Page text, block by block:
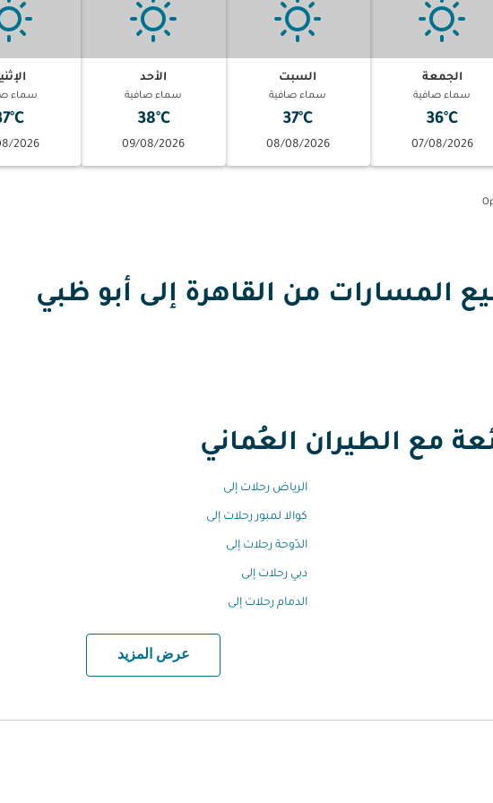
الجمعة
سماء صافية
36°C
07/08/2026
السبت
سماء صافية
37°C
08/08/2026
الأحد
سماء صافية
38°C
09/08/2026
سماء
2026
من القاهرة إلى أبو ظبي
مع الطيران العُماني
الرياض رحلات إلى
كوالا لمبور رحلات إلى
الدّوحة رحلات إلى
دبي رحلات إلى
الدمام رحلات إلى
عرض المزيد